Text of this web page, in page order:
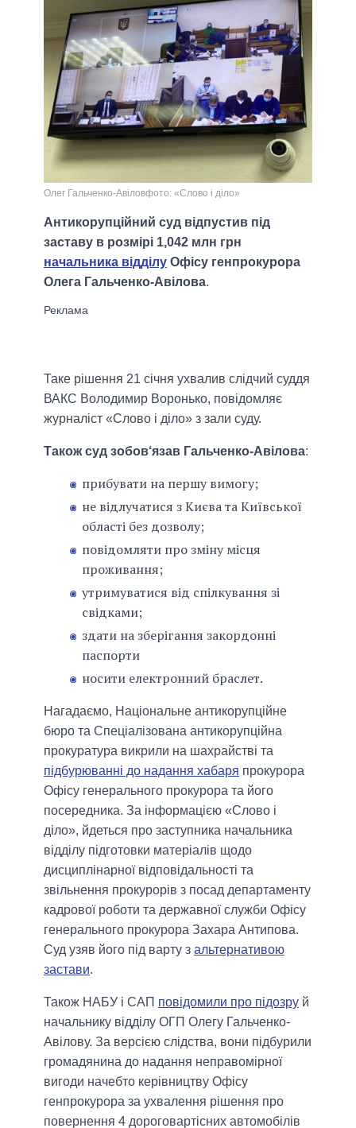
Олег Гальченко-Авіловфото: «Слово і діло»
Антикорупційний суд відпустив під
заставу в розмірі 1,042 млн грн
начальника відділу Офісу генпрокурора
Олега Гальченко-Авілова.
Таке рішення 21 січня ухвалив слідчий суддя
ВАКС Володимир Воронько, повідомляє
журналіст «Слово і діло» з зали суду.
Також суд зобов‘язав Гальченко-Авілова:
прибувати на першу вимогу;
не відлучатися з Києва та Київської
області без дозволу;
повідомляти про зміну місця
проживання;
утримуватися від спілкування зі
свідками;
здати на зберігання закордонні
паспорти
носити електронний браслет.
Нагадаємо, Національне антикорупційне
бюро та Спеціалізована антикорупційна
прокуратура викрили на шахрайстві та
підбурюванні до надання хабаря прокурора
Офісу генерального прокурора та його
посередника. За інформацією «Слово і
діло», йдеться про заступника начальника
відділу підготовки матеріалів щодо
дисциплінарної відповідальності та
звільнення прокурорів з посад департаменту
кадрової роботи та державної служби Офісу
генерального прокурора Захара Антипова.
Суд узяв його під варту з альтернативою
застави.
Також НАБУ і САП повідомили про підозру й
начальнику відділу ОГП Олегу Гальченко-
Авілову. За версією слідства, вони підбурили
громадянина до надання неправомірної
вигоди начебто керівництву Офісу
генпрокурора за ухвалення рішення про
повернення 4 дороговартісних автомобілів